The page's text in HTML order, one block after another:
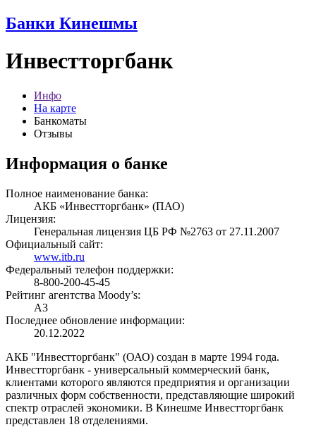
Банки Кинешмы
Инвестторгбанк
Инфо
На карте
Банкоматы
Отзывы
Информация о банке
Полное наименование банка:
АКБ «Инвестторгбанк» (ПАО)
Лицензия:
Генеральная лицензия ЦБ РФ №2763 от 27.11.2007
Официальный сайт:
www.itb.ru
Федеральный телефон поддержки:
8-800-200-45-45
Рейтинг агентства Moody’s:
A3
Последнее обновление информации:
20.12.2022
АКБ "Инвестторгбанк" (ОАО) создан в марте 1994 года.
Инвестторгбанк - универсальный коммерческий банк,
клиентами которого являются предприятия и организации
различных форм собственности, представляющие широкий
спектр отраслей экономики. В Кинешме Инвестторгбанк
представлен 18 отделениями.